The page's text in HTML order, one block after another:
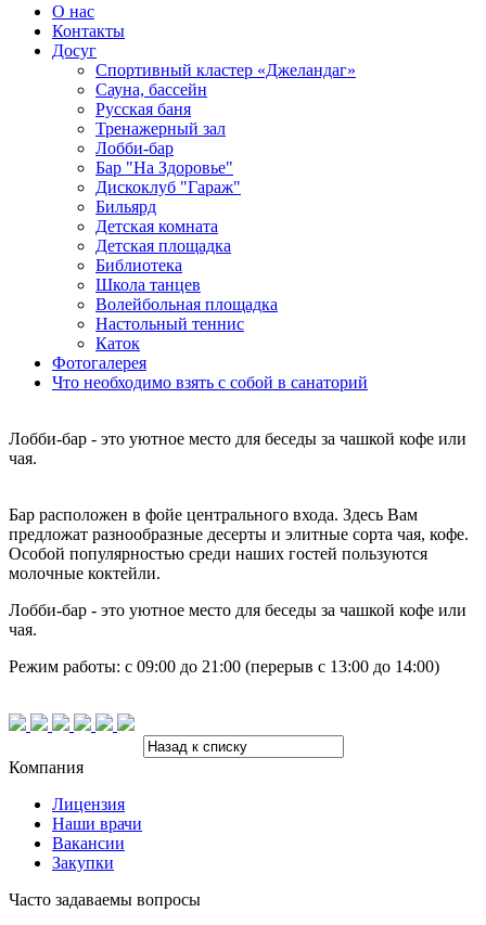
О нас
Контакты
Досуг
Спортивный кластер «Джеландаг»
Сауна, бассейн
Русская баня
Тренажерный зал
Лобби-бар
Бар "На Здоровье"
Дискоклуб "Гараж"
Бильярд
Детская комната
Детская площадка
Библиотека
Школа танцев
Волейбольная площадка
Настольный теннис
Каток
Фотогалерея
Что необходимо взять с собой в санаторий
Лобби-бар - это уютное место для беседы за чашкой кофе или
чая.
Бар расположен в фойе центрального входа. Здесь Вам
предложат разнообразные десерты и элитные сорта чая, кофе.
Особой популярностью среди наших гостей пользуются
молочные коктейли.
Лобби-бар - это уютное место для беседы за чашкой кофе или
чая.
Режим работы: с 09:00 до 21:00 (перерыв с 13:00 до 14:00)
Компания
Лицензия
Наши врачи
Вакансии
Закупки
Часто задаваемы вопросы